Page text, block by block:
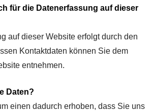
für die Datenerfassung auf dieser
auf dieser Website erfolgt durch den
Kontaktdaten können Sie dem
entnehmen.
Daten?
einen dadurch erhoben, dass Sie uns